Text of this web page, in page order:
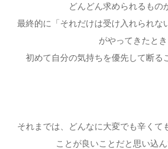
どんどん求められるもの
最終的に「それだけは受け入れられな
がやってきたとき
初めて自分の気持ちを優先して断る
それまでは、どんなに大変でも辛くて
ことが良いことだと思い込ん